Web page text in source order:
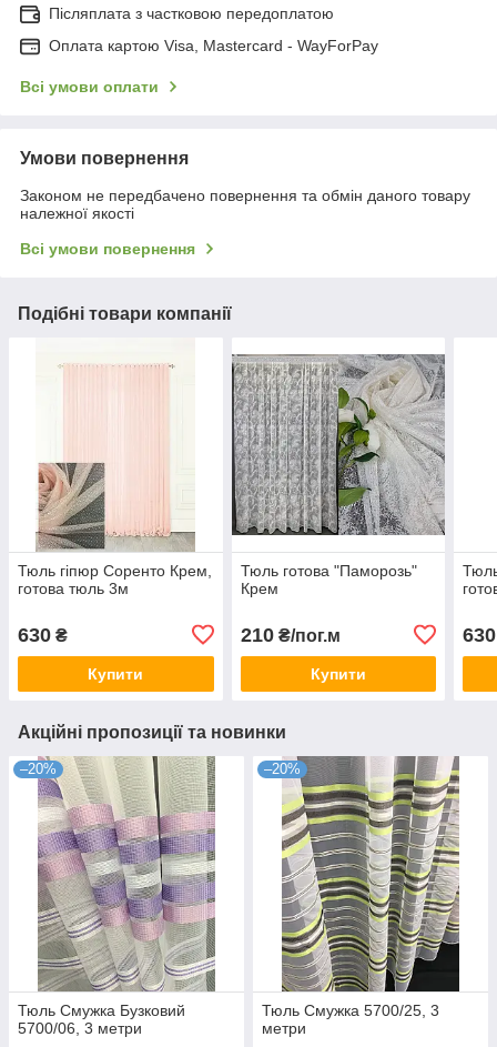
Післяплата з частковою передоплатою
Оплата картою Visa, Mastercard - WayForPay
Всі умови оплати
Умови повернення
Законом не передбачено повернення та обмін даного товару
належної якості
Всі умови повернення
Подібні товари компанії
Тюль гіпюр Соренто Крем,
готова тюль 3м
630 ₴
Купити
Тюль готова "Паморозь"
Крем
210₴/пог.м
Купити
630
Акційні пропозиції та новинки
–20%
Тюль Смужка Бузковий
5700/06, 3 метри
–20%
Тюль Смужка 5700/25, 3
метри